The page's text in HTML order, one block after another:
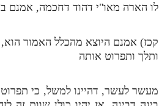
לו הארה מאו"י דהוד דחכמה, אמנם
קכז) אמנם היוצא מהכלל האמור
ותלך ותפרוט אותה
מעשר לעשר, דהיינו למשל, כי